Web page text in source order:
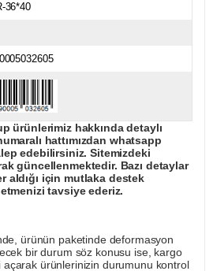
36*40
ürünlerimiz hakkında detaylı
hattımızdan whatsapp
edebilirsiniz. Sitemizdeki
güncellenmektedir. Bazı detaylar
aldığı için mutlaka destek
tavsiye ederiz.
ürünün paketinde deformasyon
bir durum söz konusu ise, kargo
açarak ürünlerinizin durumunu kontrol